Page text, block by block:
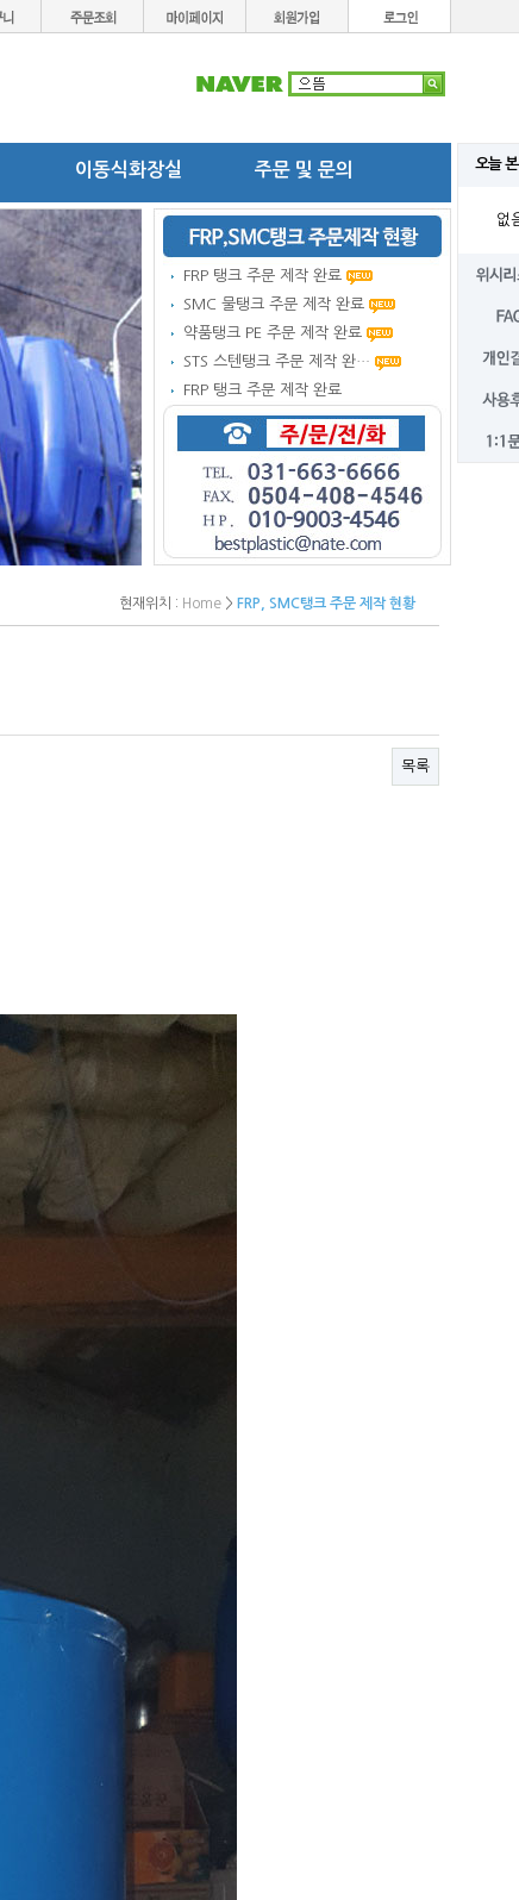
오늘
없
이동식화장실 주문 및 문의
FRP 탱크 주문 제작 완료
SMC 물탱크 주문 제작 완료
약품탱크 PE 주문 제작 완료
STS 스텐탱크 주문 제작 완…
FRP 탱크 주문 제작 완료
현재위치 : Home > FRP, SMC탱크 주문 제작 현황
목록